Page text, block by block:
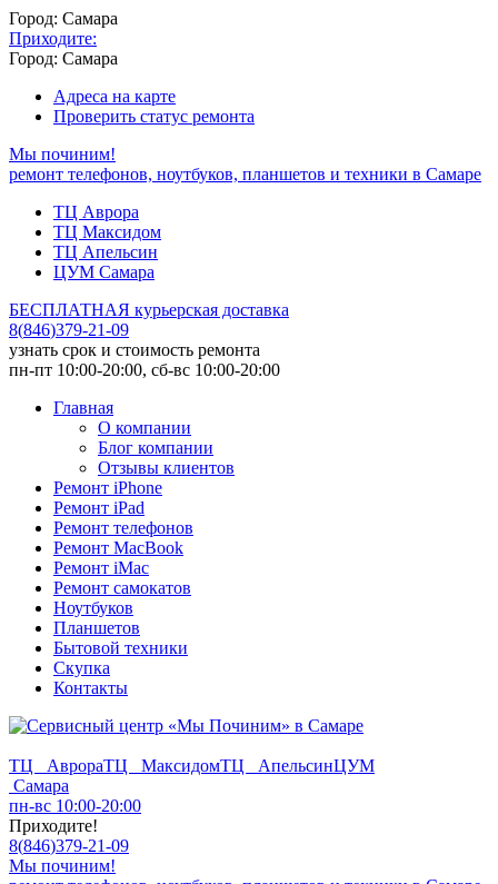
Город: Самара
Приходите:
Город: Самара
Адреса на карте
Проверить статус ремонта
Мы починим!
ремонт телефонов, ноутбуков, планшетов и техники в Самаре
ТЦ Аврора
ТЦ Максидом
ТЦ Апельсин
ЦУМ Самара
БЕСПЛАТНАЯ курьерская доставка
8(846)379-21-09
узнать срок и стоимость ремонта
пн-пт 10:00-20:00, сб-вс 10:00-20:00
Главная
О компании
Блог компании
Отзывы клиентов
Ремонт iPhone
Ремонт iPad
Ремонт телефонов
Ремонт MacBook
Ремонт iMac
Ремонт самокатов
Ноутбуков
Планшетов
Бытовой техники
Скупка
Контакты
ТЦ АврораТЦ МаксидомТЦ АпельсинЦУМ
Самара
пн-вс 10:00-20:00
Приходите!
8(846)379-21-09
Мы починим!